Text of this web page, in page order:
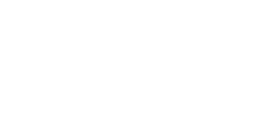
替影像傳輸提升三倍頻寬！預計